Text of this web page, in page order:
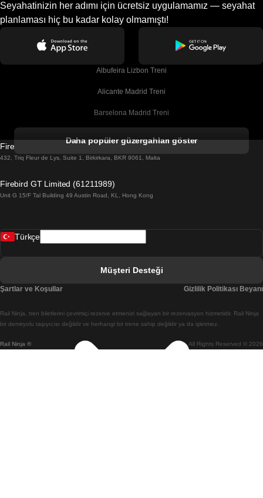
Seyahatinizin her adımı için ücretsiz uygulamamız — seyahat
planlaması hiç bu kadar kolay olmamıştı!
Albufeira Lizbon Treni
Alicante Madrid Treni
Barselona Madrid Treni
Barselona Sevilla Treni
Belfast Dublin Treni
Budapeşte Viyana Treni
Busan Cheonan(Asan) Treni
Daha popüler güzergahları göster
Firebird GT Limited (OC 1451)
432, Triq Fleur de Lys, Suite 1, Birkirkara, BKR 9061, Malta
Firebird GT Limited (61211989)
Unit G 15/F Tal Building 49 Austin Road, KL, Hong Kong
Rail Ninja ® All Rights Reserved © 2026
Rail Ninja, tren biletlerini çevrimiçi rezerve etmenizi sağlayan bir rezervasyon hizmetidir. Rail Ninja
bir demiryolu taşıyıcısı değildir ve herhangi bir trene sahip değildir ya da işletmez.
Türkçe
Müşteri Desteği
Şartlar ve Koşullar Gizlilik Politikası Beyanı